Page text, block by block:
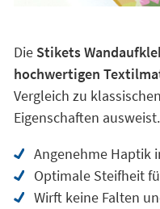
Die Stikets
hochwertigen
Vergleich zu
Eigenschaften ausweist.
Angenehme Haptik
Optimale Steifheit
Wirft keine Falten